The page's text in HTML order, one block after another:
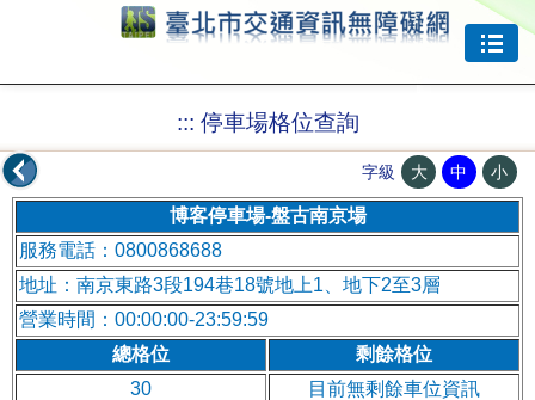
::: 停車場格位查詢
字級 大 中 小
博客停車場-盤古南京場
服務電話：0800868688
地址：南京東路3段194巷18號地上1、地下2至3層
營業時間：00:00:00-23:59:59
總格位
剩餘格位
30
目前無剩餘車位資訊